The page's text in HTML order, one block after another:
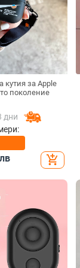
кутия за Apple
поколение
дни
add_shopping_cart